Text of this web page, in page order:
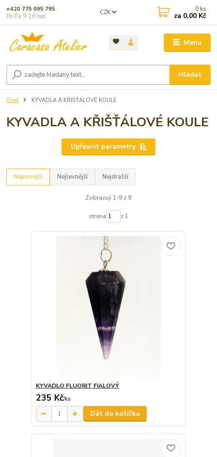
Menu
CZK
Hledat
+420 775 095 795
Po-Pá 9-16 hod.
0 ks
za 0,00 Kč
Úvod KYVADLA A KŘIŠŤÁLOVÉ KOULE
KYVADLA A KŘIŠŤÁLOVÉ KOULE
Upřesnit parametry
Nejnovější Nejlevnější Nejdražší
Zobrazuji 1-9 z 9
strana z 1
KYVADLO FLUORIT FIALOVÝ
235 Kč/ks
Dát do košíčku